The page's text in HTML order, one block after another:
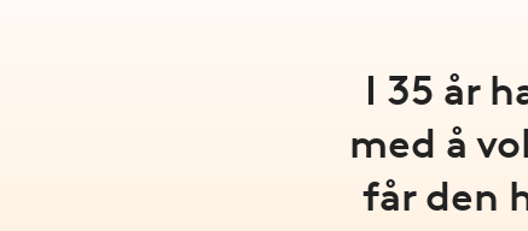
I 35 år
med å
får den